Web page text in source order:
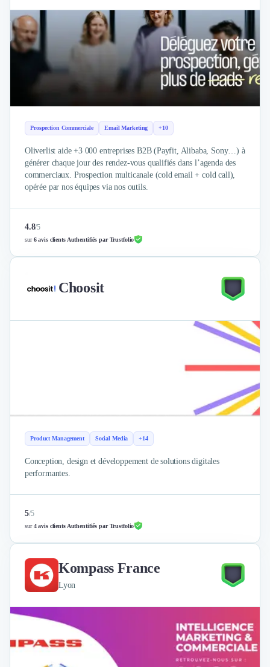
Prospection Commerciale Email Marketing +10
Oliverlist aide +3 000 entreprises B2B (Payfit, Alibaba, Sony…) à
générer chaque jour des rendez-vous qualifiés dans l’agenda des
commerciaux. Prospection multicanale (cold email + cold call),
opérée par nos équipes via nos outils.
4.8/5
sur6 avis clients Authentifiés par Trustfolio
Choosit
Product Management Social Media +14
Conception, design et développement de solutions digitales
performantes.
5/5
sur4 avis clients Authentifiés par Trustfolio
Kompass France
Lyon